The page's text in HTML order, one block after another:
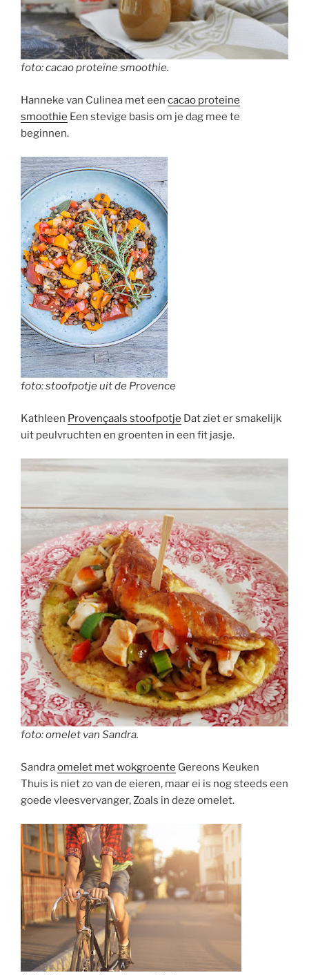
foto: cacao proteïne smoothie.
Hanneke van Culinea met een cacao proteine
smoothie Een stevige basis om je dag mee te
beginnen.
foto: stoofpotje uit de Provence
Kathleen Provençaals stoofpotje Dat ziet er smakelijk
uit peulvruchten en groenten in een fit jasje.
foto: omelet van Sandra.
Sandraomelet met wokgroente Gereons Keuken
Thuis is niet zo van de eieren, maar ei is nog steeds een
goede vleesvervanger, Zoals in deze omelet.